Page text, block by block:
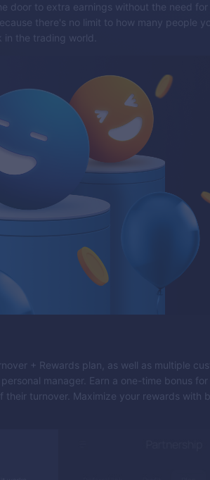
door to extra earnings without the need for
there's no limit to how many people
the trading world.
+ Rewards plan, as well as multiple
manager. Earn a one-time bonus
turnover. Maximize your rewards with